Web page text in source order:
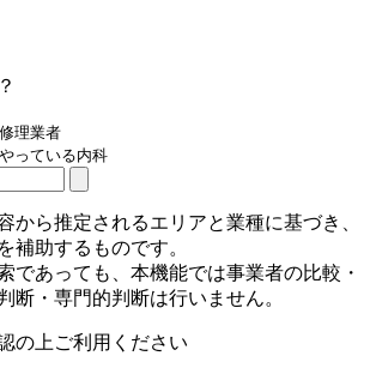
理業者
っている内科
から推定されるエリアと業種に基づき、
補助するものです。
であっても、本機能では事業者の比較・
断・専門的判断は行いません。
の上ご利用ください